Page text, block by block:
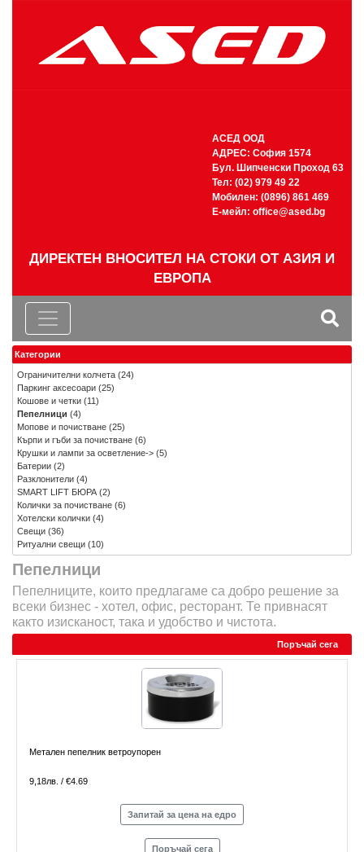
АСЕД ООД
АДРЕС: София 1574
Бул. Шипченски Проход 63
Тел: (02) 979 49 22
Мобилен: (0896) 861 469
Е-мейл: office@ased.bg
ДИРЕКТЕН ВНОСИТЕЛ НА СТОКИ ОТ АЗИЯ И
ЕВРОПА
Пепелници
Пепелниците, които предлагаме са добро решение за
всеки бизнес - хотел, офис, ресторант. Те привнасят
както изисканост, така и удобство и чистота.
Поръчай сега
Метален пепелник ветроупорен
9,18лв. / €4.69
Запитай за цена на едро
Поръчай сега
Категории
Ограничителни колчета (24)
Паркинг аксесоари (25)
Кошове и четки (11)
Пепелници (4)
Мопове и почистване (25)
Кърпи и гъби за почистване (6)
Крушки и лампи за осветление-> (5)
Батерии (2)
Разклонители (4)
SMART LIFT БЮРА(2)
Колички за почистване (6)
Хотелски колички (4)
Свещи (36)
Ритуални свещи (10)